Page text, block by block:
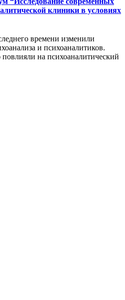
клиники в условиях
времени изменили
и психоаналитиков.
на психоаналитический